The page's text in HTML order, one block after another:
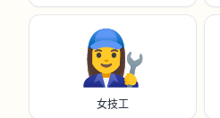
👩‍🔧
女技工